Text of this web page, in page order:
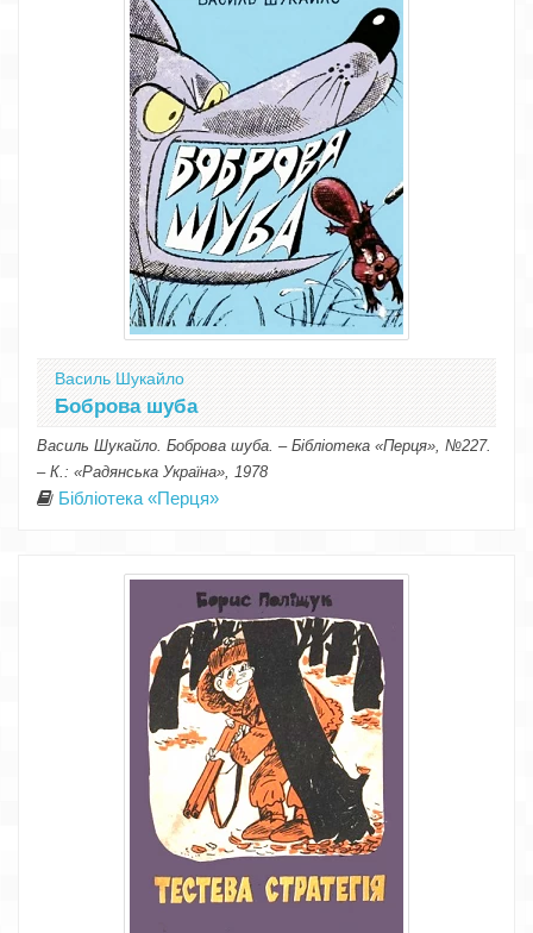
Василь Шукайло
Боброва шуба
Василь Шукайло. Боброва шуба. – Бібліотека «Перця», №227.
– К.: «Радянська Україна», 1978
Бібліотека «Перця»